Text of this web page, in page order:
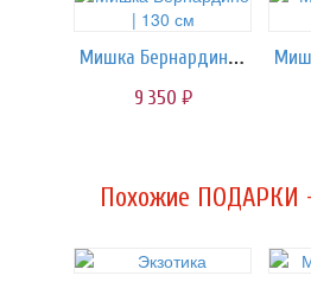
Мишка Бернардино | 130 см
9 350 руб.
Похожие ПОДАРКИ